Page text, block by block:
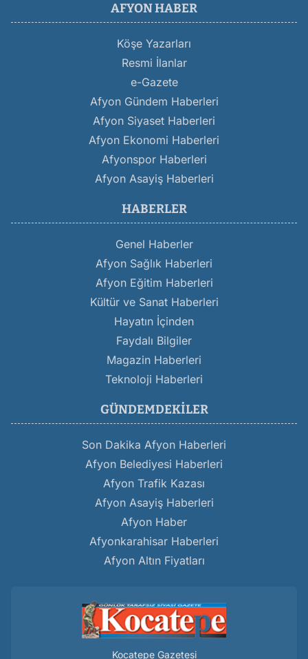
AFYON HABER
Köşe Yazarları
Resmi İlanlar
e-Gazete
Afyon Gündem Haberleri
Afyon Siyaset Haberleri
Afyon Ekonomi Haberleri
Afyonspor Haberleri
Afyon Asayiş Haberleri
HABERLER
Genel Haberler
Afyon Sağlık Haberleri
Afyon Eğitim Haberleri
Kültür ve Sanat Haberleri
Hayatın İçinden
Faydalı Bilgiler
Magazin Haberleri
Teknoloji Haberleri
GÜNDEMDEKILER
Son Dakika Afyon Haberleri
Afyon Belediyesi Haberleri
Afyon Trafik Kazası
Afyon Asayiş Haberleri
Afyon Haber
Afyonkarahisar Haberleri
Afyon Altın Fiyatları
Kocatepe Gazetesi